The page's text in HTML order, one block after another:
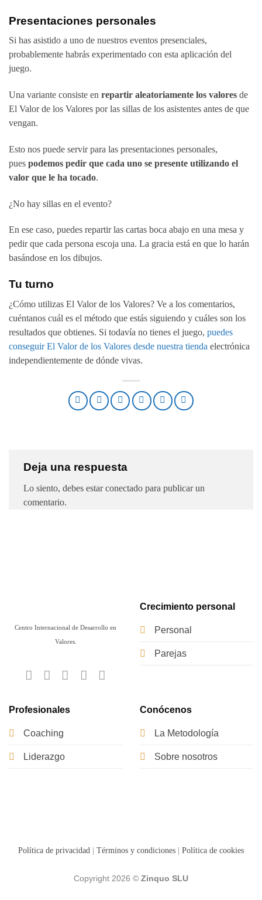
Presentaciones personales
Si has asistido a uno de nuestros eventos presenciales,
probablemente habrás experimentado con esta aplicación del
juego.
Una variante consiste en repartir aleatoriamente los valores de
El Valor de los Valores por las sillas de los asistentes antes de que
vengan.
Esto nos puede servir para las presentaciones personales,
pues podemos pedir que cada uno se presente utilizando el
valor que le ha tocado.
¿No hay sillas en el evento?
En ese caso, puedes repartir las cartas boca abajo en una mesa y
pedir que cada persona escoja una. La gracia está en que lo harán
basándose en los dibujos.
Tu turno
¿Cómo utilizas El Valor de los Valores? Ve a los comentarios,
cuéntanos cuál es el método que estás siguiendo y cuáles son los
resultados que obtienes. Si todavía no tienes el juego, puedes
conseguir El Valor de los Valores desde nuestra tienda electrónica
independientemente de dónde vivas.
Deja una respuesta
Lo siento, debes estarconectado para publicar un
comentario.
Centro Internacional de Desarrollo en
Valores.
Crecimiento personal
Personal
Parejas
Profesionales
Coaching
Liderazgo
Conócenos
La Metodología
Sobre nosotros
Política de privacidad | Términos y condiciones | Política de cookies
Copyright 2026 © Zinquo SLU